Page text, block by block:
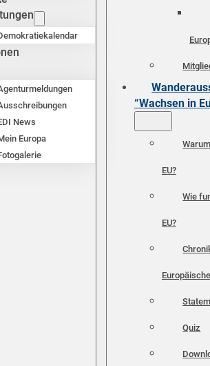
News
Europa
“Wachsen in
EU?
Wie
EU?
Quiz